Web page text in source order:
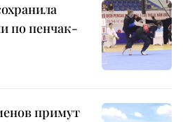
по пенчак-
примут